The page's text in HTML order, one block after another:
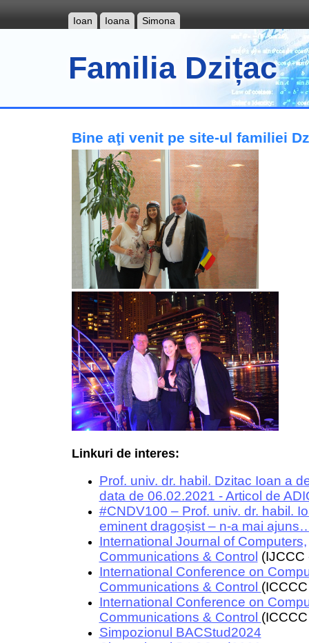
Ioan Ioana Simona
Familia Dzițac
Bine aţi venit pe site-ul familiei
Linkuri de interes:
Prof. univ. dr. habil. Dzitac Ioan a
data de 06.02.2021 - Articol de
#CNDV100 – Prof. univ. dr. habil.
eminent dragoșist – n-a mai
International Journal of Computers,
Communications & Control (IJCCC
International Conference on
Communications & Control
International Conference on
Communications & Control
Simpozionul BACStud2024